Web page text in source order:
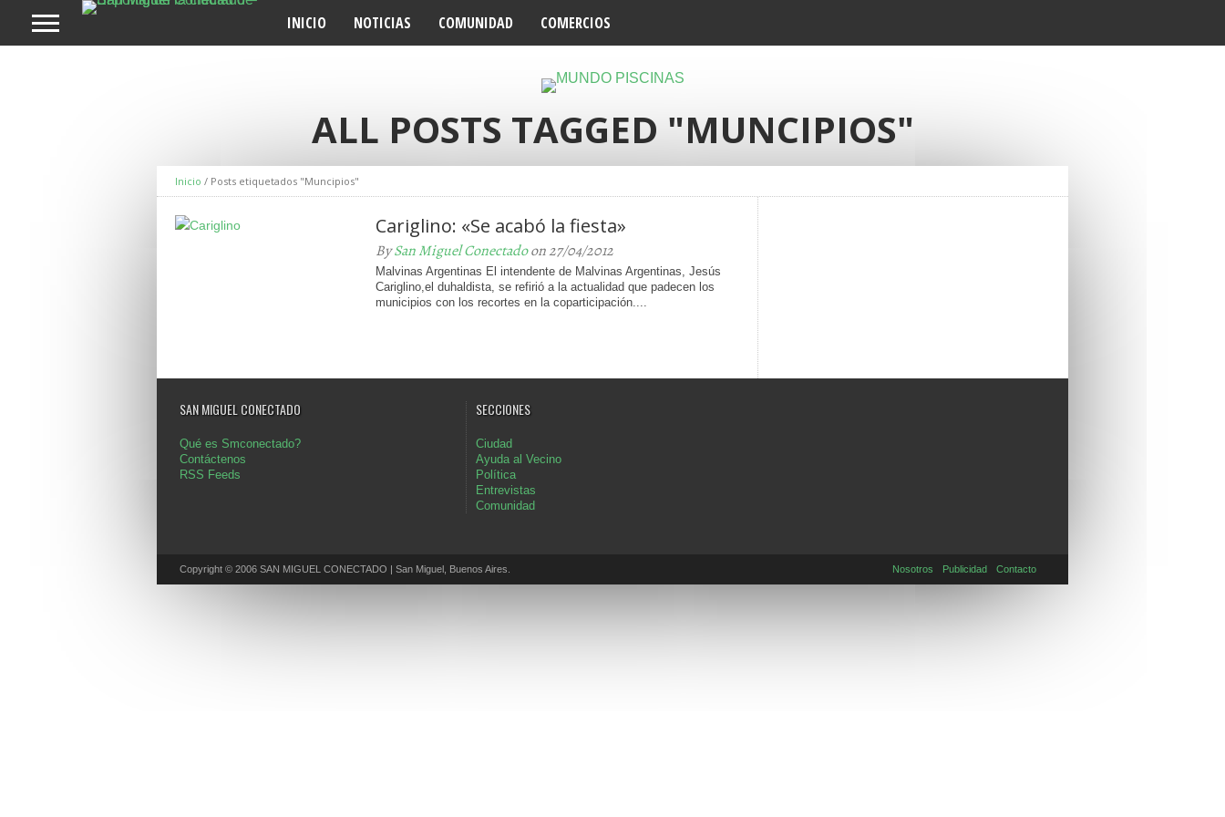
INICIO NOTICIAS COMUNIDAD COMERCIOS
ALL POSTS TAGGED "MUNCIPIOS"
Inicio / Posts etiquetados "Muncipios"
Cariglino: «Se acabó la fiesta»
BySan Miguel Conectadoon 27/04/2012
Malvinas Argentinas El intendente de Malvinas Argentinas, Jesús
Cariglino,el duhaldista, se refirió a la actualidad que padecen los
municipios con los recortes en la coparticipación....
SAN MIGUEL CONECTADO
Qué es Smconectado?
Contáctenos
RSS Feeds
SECCIONES
Ciudad
Ayuda al Vecino
Política
Entrevistas
Comunidad
Copyright © 2006 SAN MIGUEL CONECTADO | San Miguel, Buenos Aires. Nosotros Publicidad Contacto